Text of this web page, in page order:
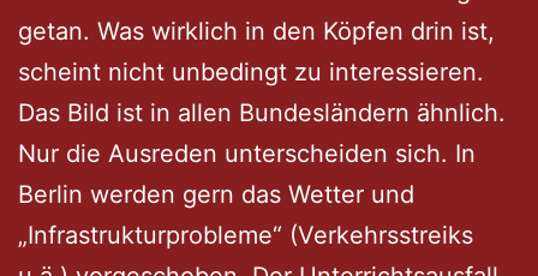
getan. Was wirklich in den Köpfen drin ist,
scheint nicht unbedingt zu interessieren.
Das Bild ist in allen Bundesländern ähnlich.
Nur die Ausreden unterscheiden sich. In
Berlin werden gern das Wetter und
„Infrastrukturprobleme“ (Verkehrsstreiks